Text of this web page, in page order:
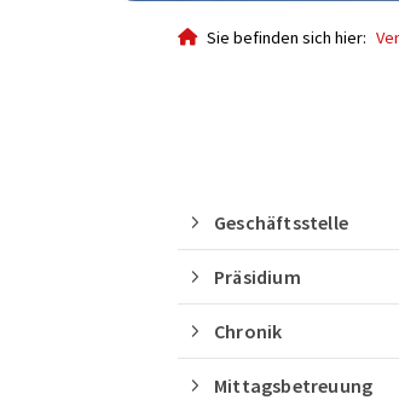
Sie befinden sich hier:
Geschäftsstelle
Präsidium
Chronik
Mittagsbetreuung
Geschäftsstelle
PSV München e. V.
Franz-Mader-Str.11
80992 München
089 - 149 40 61